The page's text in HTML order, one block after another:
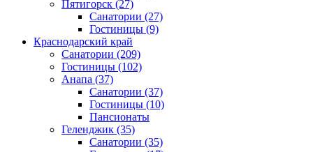
Пятигорск (27)
Санатории (27)
Гостиницы (9)
Краснодарский край
Санатории (209)
Гостиницы (102)
Анапа (37)
Санатории (37)
Гостиницы (10)
Пансионаты
Геленджик (35)
Санатории (35)